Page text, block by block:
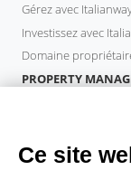
Gérez avec
Investissez avec
Domaine
PROPERTY
INVITÉS
Ce site